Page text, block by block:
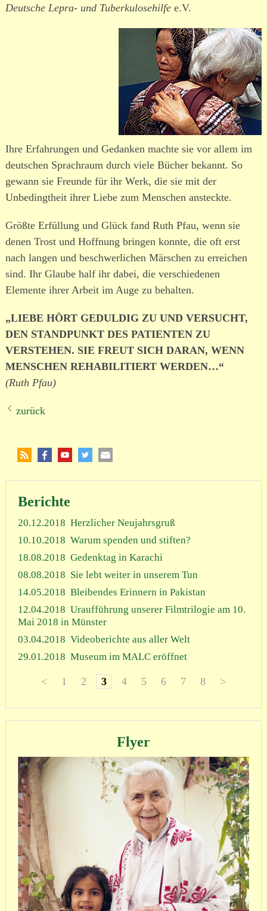
Deutsche Lepra- und Tuberkulosehilfee.V.
Ihre Erfahrungen und Gedanken machte sie vor allem im
deut­schen Sprachraum durch viele Bücher bekannt. So
gewann sie Freunde für ihr Werk, die sie mit der
Unbedingtheit ihrer Liebe zum Menschen ansteckte.
Größte Erfüllung und Glück fand Ruth Pfau, wenn sie
denen Trost und Hoffnung bringen konnte, die oft erst
nach langen und beschwer­lichen Märschen zu erreichen
sind. Ihr Glaube half ihr dabei, die verschie­denen
Elemente ihrer Arbeit im Auge zu behalten.
„LIEBE HÖRT GEDULDIG ZU UND VERSUCHT,
DEN STANDPUNKT DES PATIENTEN ZU
VERSTEHEN. SIE FREUT SICH DARAN, WENN
MENSCHEN REHABILITIERT WERDEN…“
(Ruth Pfau)
zurück
Berichte
20.12.2018 Herzlicher Neujahrsgruß
10.10.2018 Warum spenden und stiften?
18.08.2018 Gedenktag in Karachi
08.08.2018 Sie lebt weiter in unserem Tun
14.05.2018 Bleibendes Erinnern in Pakistan
12.04.2018 Uraufführung unserer Filmtrilogie am 10.
Mai 2018 in Münster
03.04.2018 Videoberichte aus aller Welt
29.01.2018 Museum im MALC eröffnet
< 1 2 3 4 5 6 7 8 >
Flyer